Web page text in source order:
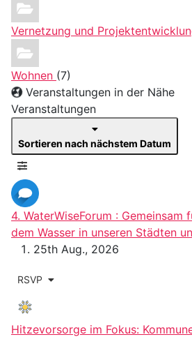
Vernetzung und
Wohnen (7)
Veranstaltungen in der Nähe
Veranstaltungen
Sortieren nach nächstem Datum
4. WaterWiseForum : Gemeinsam
dem Wasser in unseren Städten
25th Aug., 2026
RSVP
Hitzevorsorge im Fokus: